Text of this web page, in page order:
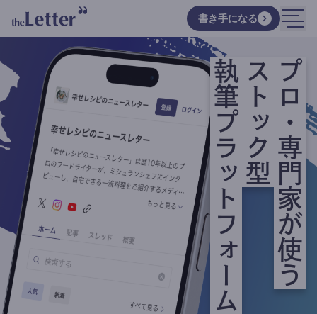
書き手になる
プロ・専門家が使う
ストック型
執筆プラットフォーム